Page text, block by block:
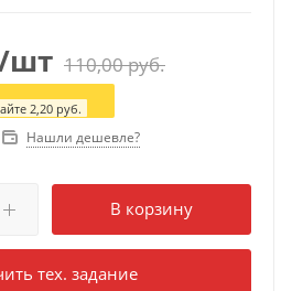
шт 110,00руб.
2,20 руб.
Нашли дешевле?
В корзину
тех. задание